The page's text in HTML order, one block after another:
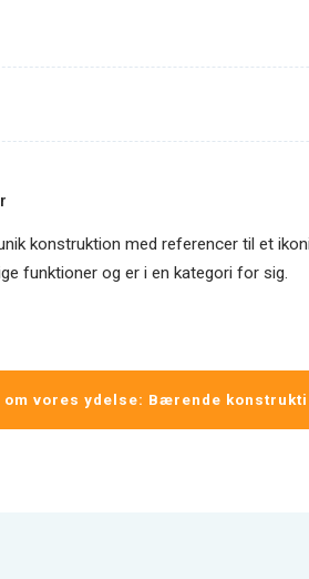
konstruktion med referencer til et
funktioner og er i en kategori for sig.
om vores ydelse: Bærende